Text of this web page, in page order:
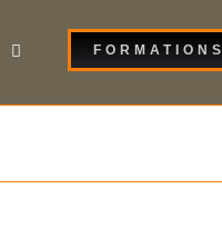
FORMATIONS